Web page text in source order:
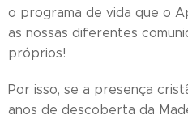
o programa de vida que o
as nossas diferentes
próprios!
Por isso, se a presença
anos de descoberta da